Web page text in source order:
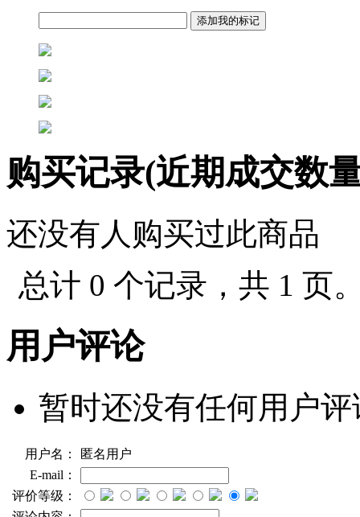
购买记录(近期成交数
还没有人购买过此商品
总计 0 个记录，共 1 页
用户评论
暂时还没有任何用户评
用户名：
匿名用户
E-mail：
评价等级：